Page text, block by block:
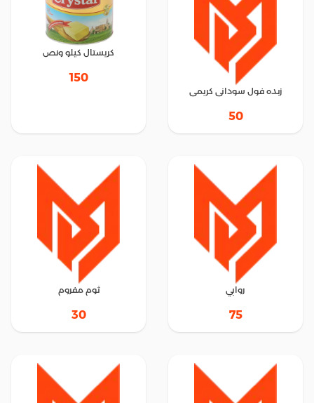
زبده فول سودانى كريمى
50
كريستال كيلو ونص
150
روابي
75
ثوم مفروم
30